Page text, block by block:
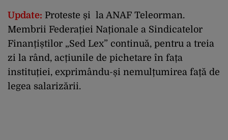
Update: Proteste și la ANAF Teleorman.
Membrii Federației Naționale a Sindicatelor
Finanțiștilor „Sed Lex” continuă, pentru a treia
zi la rând, acțiunile de pichetare în fața
instituției, exprimându-și nemulțumirea față de
legea salarizării.